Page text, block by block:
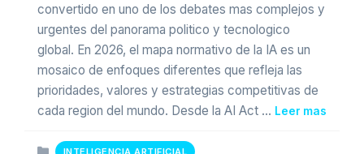
convertido en uno de los debates mas complejos y
urgentes del panorama politico y tecnologico
global. En 2026, el mapa normativo de la IA es un
mosaico de enfoques diferentes que refleja las
prioridades, valores y estrategias competitivas de
cada region del mundo. Desde la AI Act … Leer mas
Categorias
INTELIGENCIA ARTIFICIAL